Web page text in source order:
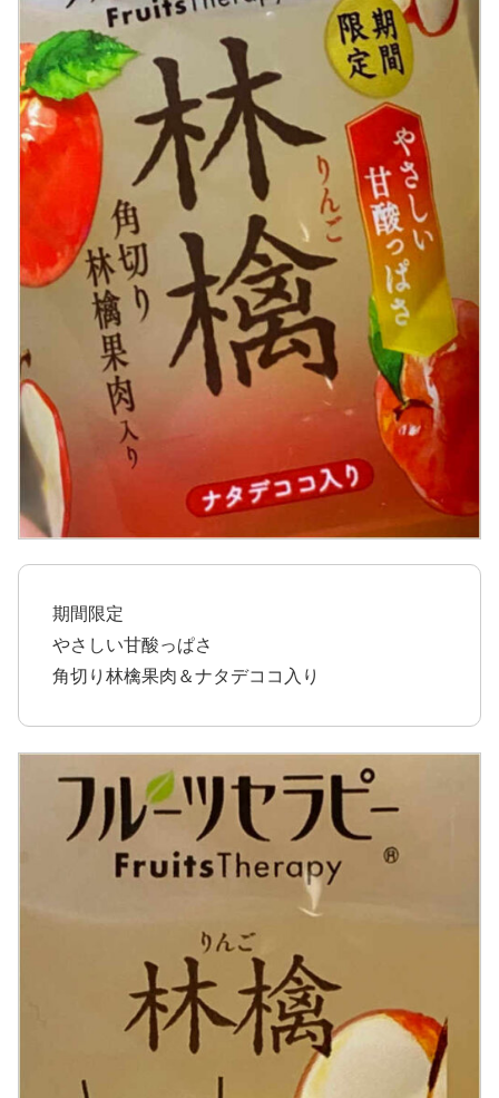
期間限定
やさしい甘酸っぱさ
角切り林檎果肉＆ナタデココ入り